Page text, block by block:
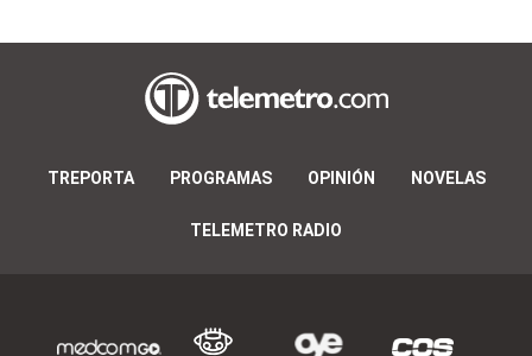
TREPORTA PROGRAMAS OPINIÓN NOVELAS
TELEMETRO RADIO